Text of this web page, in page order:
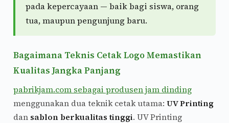
pada kepercayaan — baik bagi siswa, orang
tua, maupun pengunjung baru.
Bagaimana Teknis Cetak Logo Memastikan
Kualitas Jangka Panjang
pabrikjam.com sebagai produsen jam dinding
menggunakan dua teknik cetak utama: UV Printing
dan sablon berkualitas tinggi. UV Printing